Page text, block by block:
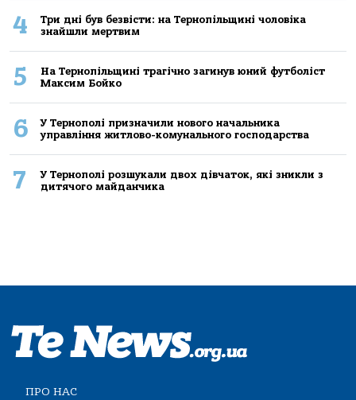
4
Три дні був безвісти: на Тернопільщині чоловіка
знайшли мертвим
5
На Тернопільщині трагічно загинув юний футболіст
Максим Бойко
6
У Тернополі призначили нового начальника
управління житлово-комунального господарства
7
У Тернополі розшукали двох дівчаток, які зникли з
дитячого майданчика
ПРО НАС